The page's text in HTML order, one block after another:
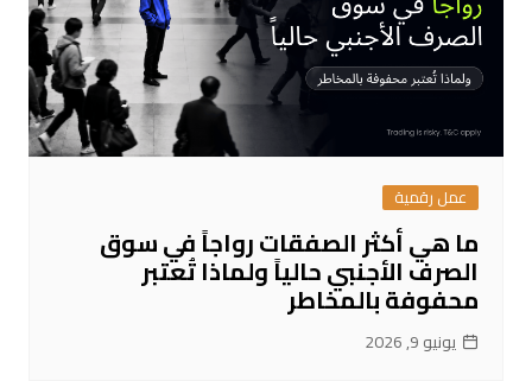
عمل رقمية
ما هي أكثر الصفقات رواجاً في سوق
الصرف الأجنبي حالياً ولماذا تُعتبر
محفوفة بالمخاطر
يونيو 9, 2026